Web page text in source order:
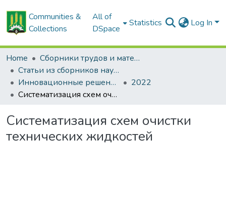
Communities &
Collections
All of
DSpace
Statistics Log In
Home
Сборники трудов и материалов конференций
Статьи из сборников научных трудов
Инновационные решения в технологиях и механизации сельскохозяйственного производства
2022
Систематизация схем очистки технических жидкостей
Систематизация схем очистки
технических жидкостей